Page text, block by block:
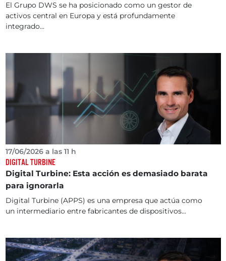
El Grupo DWS se ha posicionado como un gestor de
activos central en Europa y está profundamente
integrado...
17/06/2026 a las 11 h
DIGITAL TURBINE
Digital Turbine: Esta acción es demasiado barata
para ignorarla
Digital Turbine (APPS) es una empresa que actúa como
un intermediario entre fabricantes de dispositivos...